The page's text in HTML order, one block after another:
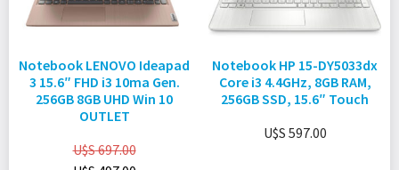
Notebook LENOVO Ideapad
3 15.6″ FHD i3 10ma Gen.
256GB 8GB UHD Win 10
OUTLET
U$S697.00
Notebook HP 15-DY5033dx
Core i3 4.4GHz, 8GB RAM,
256GB SSD, 15.6″ Touch
U$S 597.00